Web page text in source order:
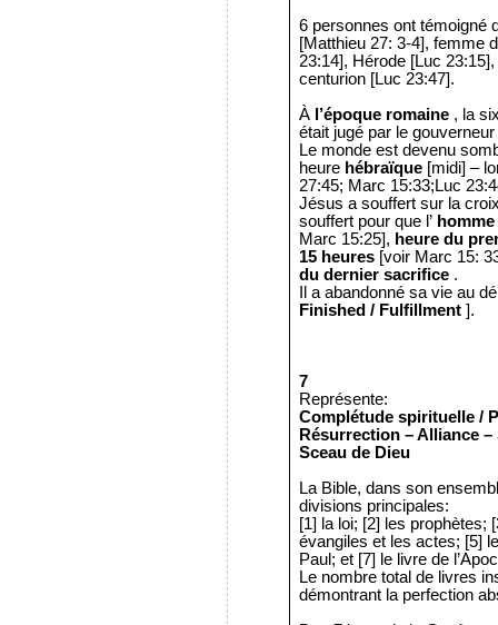
6 personnes ont témoigné
[Matthieu 27: 3-4], femme
23:14], Hérode [Luc
centurion [Luc 23:47].
À l’époque romaine, la
était jugé par le
Le monde est devenu
heure hébraïque[midi] –
27:45; Marc 15:33;Luc
Jésus a souffert sur la
souffert pour que l’ homme
Marc 15:25], heure du
15 heures[voir Marc 15:
du dernier sacrifice.
Il a abandonné sa vie au
Finished / Fulfillment].
7
Représente:
Complétude spirituelle /
Résurrection – Alliance
Sceau de Dieu
La Bible, dans son
divisions principales:
[1] la loi; [2] les prophètes;
évangiles et les actes; [5]
Paul; et [7] le livre de
Le nombre total de livres
démontrant la perfection